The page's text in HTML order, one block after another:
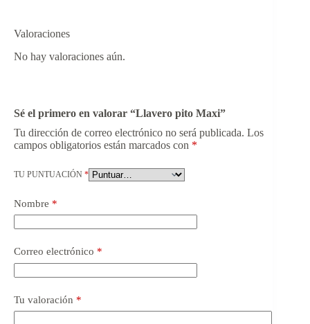
Valoraciones
No hay valoraciones aún.
Sé el primero en valorar “Llavero pito Maxi”
Tu dirección de correo electrónico no será publicada. Los
campos obligatorios están marcados con *
TU PUNTUACIÓN *
Nombre *
Correo electrónico *
Tu valoración *